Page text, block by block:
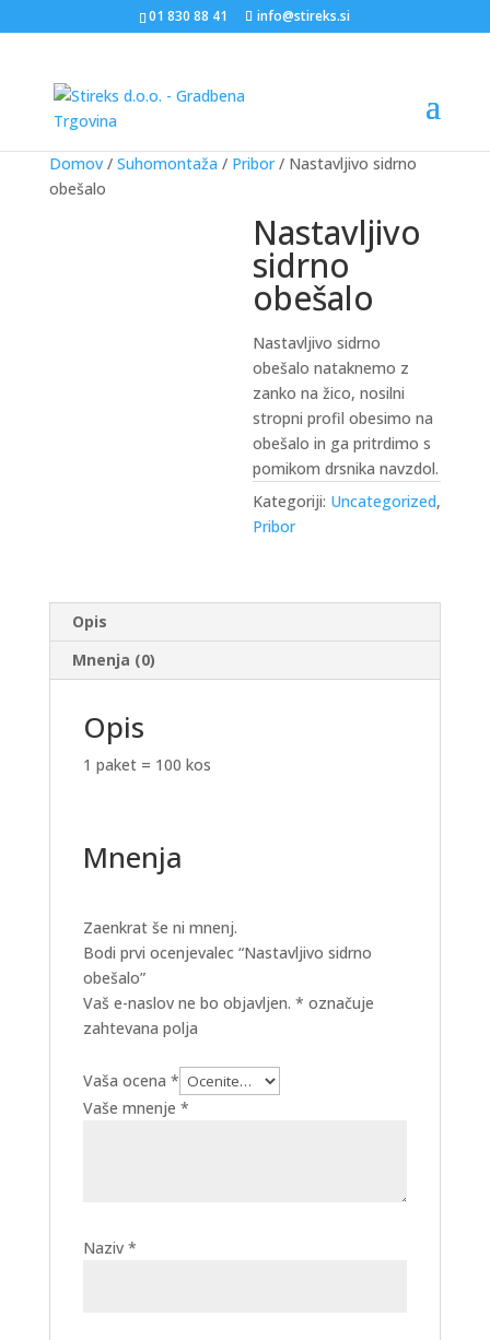
01 830 88 41 info@stireks.si
Domov/ Suhomontaža / Pribor/ Nastavljivo sidrno
obešalo
Nastavljivo
sidrno
obešalo
Nastavljivo sidrno
obešalo nataknemo z
zanko na žico, nosilni
stropni profil obesimo na
obešalo in ga pritrdimo s
pomikom drsnika navzdol.
Kategoriji: Uncategorized,
Pribor
Opis
Mnenja (0)
Opis
1 paket = 100 kos
Mnenja
Zaenkrat še ni mnenj.
Bodi prvi ocenjevalec “Nastavljivo sidrno
obešalo”
Vaš e-naslov ne bo objavljen. * označuje
zahtevana polja
Vaša ocena *
Vaše mnenje *
Naziv *